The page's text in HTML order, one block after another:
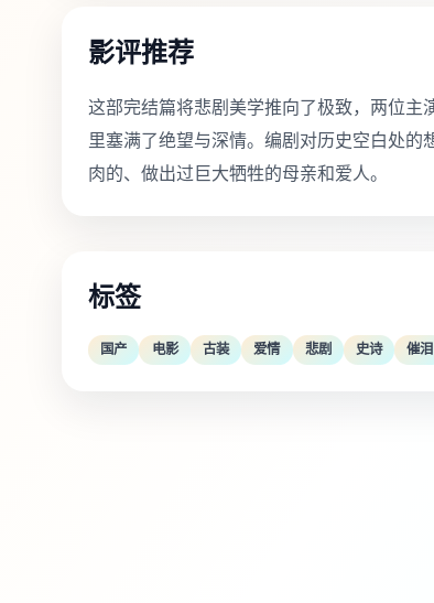
影评推荐
这部完结篇将悲剧美学推向了极致，两位
里塞满了绝望与深情。编剧对历史空白处
肉的、做出过巨大牺牲的母亲和爱人。
标签
国产 电影 古装 爱情 悲剧 史诗 催泪